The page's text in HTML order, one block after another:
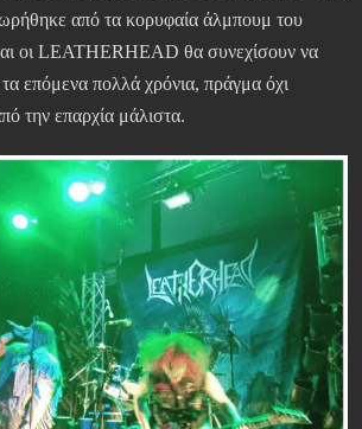
από τα κορυφαία άλμπουμ του
οι LEATHERHEAD θα συνεχίσουν να
επόμενα πολλά χρόνια, πράγμα όχι
την επαρχία μάλιστα.